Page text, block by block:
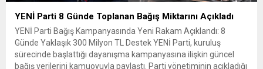
YENİ Parti 8 Günde Toplanan Bağış Miktarını Açıkladı
YENİ Parti Bağış Kampanyasında Yeni Rakam Açıklandı: 8
Günde Yaklaşık 300 Milyon TL Destek YENİ Parti, kuruluş
sürecinde başlattığı dayanışma kampanyasına ilişkin güncel
bağış verilerini kamuoyuyla paylaştı. Parti yönetiminin açıkladığı